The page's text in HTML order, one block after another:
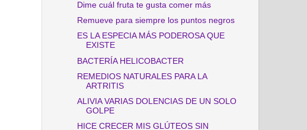
Dime cuál fruta te gusta comer más
Remueve para siempre los puntos negros
ES LA ESPECIA MÁS PODEROSA QUE
EXISTE
BACTERÍA HELICOBACTER
REMEDIOS NATURALES PARA LA
ARTRITIS
ALIVIA VARIAS DOLENCIAS DE UN SOLO
GOLPE
HICE CRECER MIS GLÚTEOS SIN